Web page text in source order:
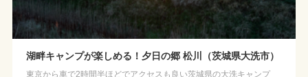
湖畔キャンプが楽しめる！夕日の郷 松川（茨城県大洗市）
東京から車で2時間半ほどでアクセスも良い茨城県の大洗キャンプ